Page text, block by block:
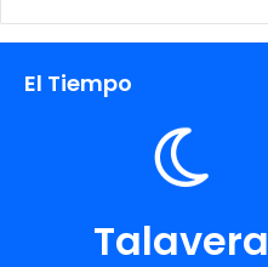
El Tiempo
Talavera